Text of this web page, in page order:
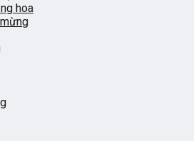
hoa